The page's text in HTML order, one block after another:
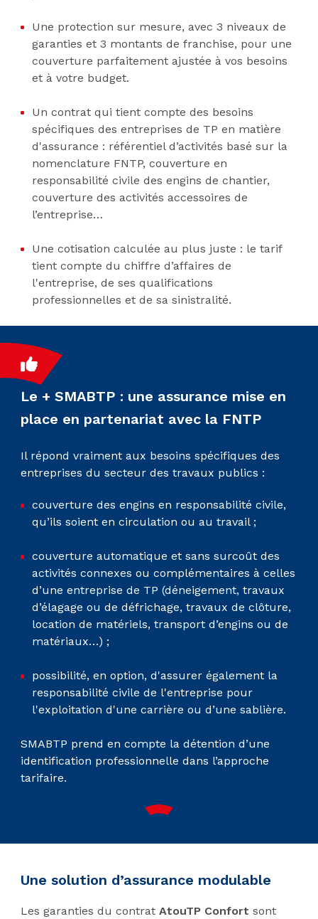
Une protection sur mesure, avec 3 niveaux de
garanties et 3 montants de franchise, pour une
couverture parfaitement ajustée à vos besoins
et à votre budget.
Un contrat qui tient compte des besoins
spécifiques des entreprises de TP en matière
d'assurance : référentiel d’activités basé sur la
nomenclature FNTP, couverture en
responsabilité civile des engins de chantier,
couverture des activités accessoires de
l’entreprise…
Une cotisation calculée au plus juste : le tarif
tient compte du chiffre d’affaires de
l'entreprise, de ses qualifications
professionnelles et de sa sinistralité.
Le + SMABTP : une assurance mise en
place en partenariat avec la FNTP
Il répond vraiment aux besoins spécifiques des
entreprises du secteur des travaux publics :
couverture des engins en responsabilité civile,
qu’ils soient en circulation ou au travail ;
couverture automatique et sans surcoût des
activités connexes ou complémentaires à celles
d’une entreprise de TP (déneigement, travaux
d’élagage ou de défrichage, travaux de clôture,
location de matériels, transport d’engins ou de
matériaux…) ;
possibilité, en option, d'assurer également la
responsabilité civile de l'entreprise pour
l'exploitation d'une carrière ou d’une sablière.
SMABTP prend en compte la détention d’une
identification professionnelle dans l’approche
tarifaire.
Une solution d’assurance modulable
Les garanties du contrat AtouTP Confort sont